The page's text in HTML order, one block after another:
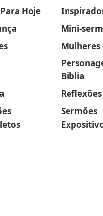
Hoje
Mini-
Mulheres
Biblia
Reflexões
Sermões